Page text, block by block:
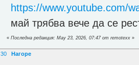
https://www.youtube.com/
май трябва вече да се
«Последна редакция: May 23, 2026, 07:47 от remotexx »
30 Нагоре